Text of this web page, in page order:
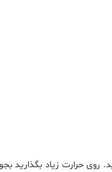
روی حرارت زیاد بگذارید